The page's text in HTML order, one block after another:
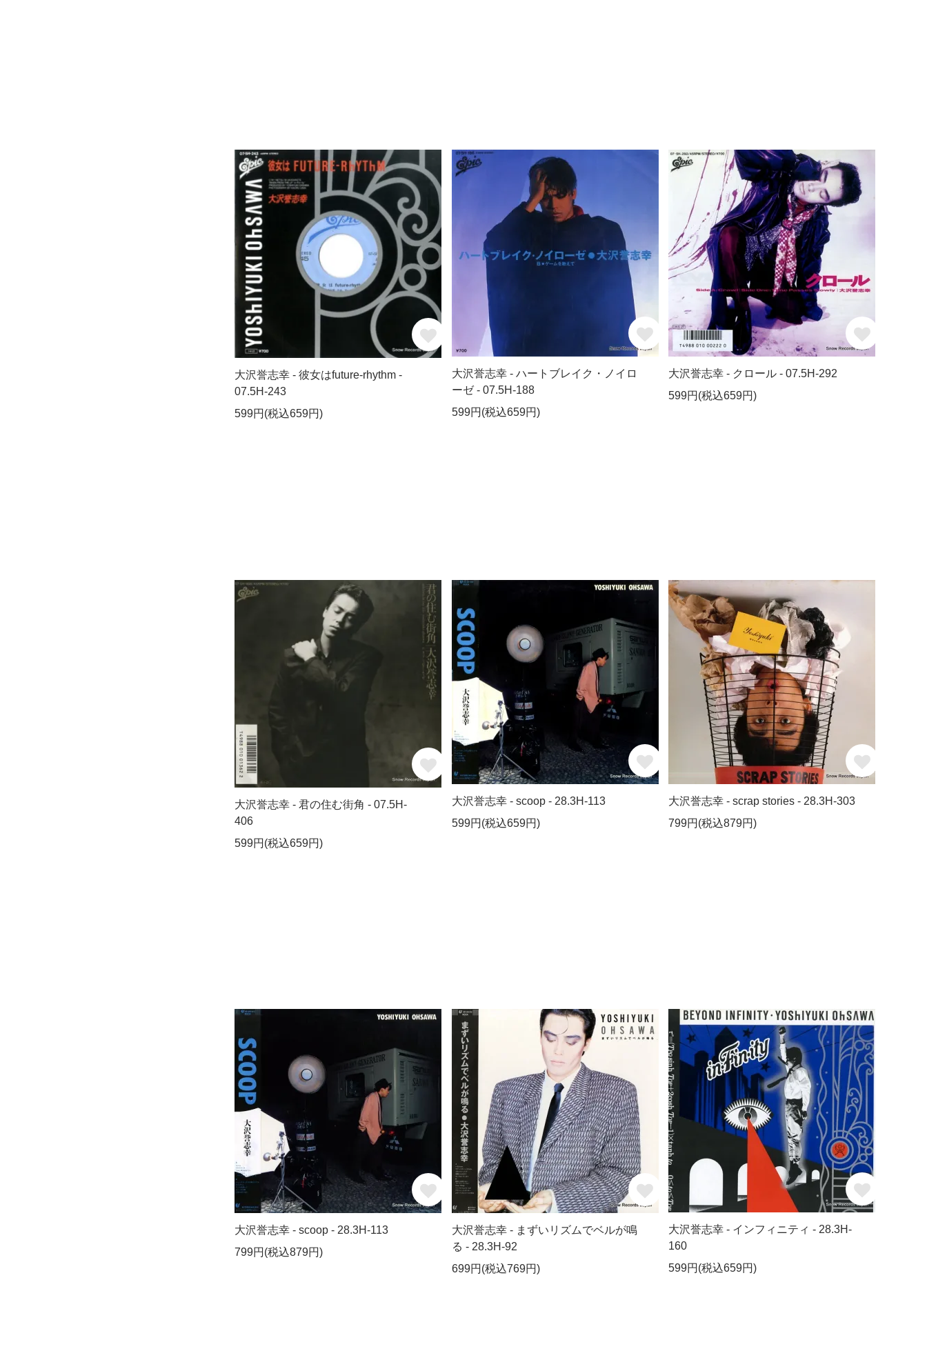
大沢誉志幸 - 彼女はfuture-rhythm -
07.5H-243
599円(税込659円)
大沢誉志幸 - ハートブレイク・ノイロ
ーゼ - 07.5H-188
599円(税込659円)
大沢誉志幸 - クロール - 07.5H-292
599円(税込659円)
大沢誉志幸 - 君の住む街角 - 07.5H-
406
599円(税込659円)
大沢誉志幸 - scoop - 28.3H-113
599円(税込659円)
大沢誉志幸 - scrap stories - 28.3H-303
799円(税込879円)
大沢誉志幸 - scoop - 28.3H-113
799円(税込879円)
大沢誉志幸 - まずいリズムでベルが鳴
る - 28.3H-92
699円(税込769円)
大沢誉志幸 - インフィニティ - 28.3H-
160
599円(税込659円)